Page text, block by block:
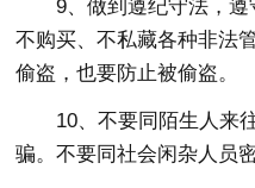
9、做到遵纪守法，遵
不购买、不私藏各种非法
偷盗，也要防止被偷盗。
10、不要同陌生人来
骗。不要同社会闲杂人员